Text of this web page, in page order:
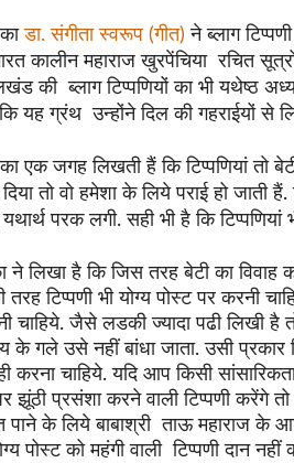
डा. संगीता स्वरूप (गीत)ने ब्लाग
कालीन महाराज खुरपेंचिया रचित
की ब्लाग टिप्पणियों का भी यथेष्ठ
यह ग्रंथ उन्होंने दिल की गहराईयों से
एक जगह लिखती हैं कि टिप्पणियां तो
तो वो हमेशा के लिये पराई हो जाती
परक लगी. सही भी है कि
लिखा है कि जिस तरह बेटी का विवाह
तरह टिप्पणी भी योग्य पोस्ट पर करनी
चाहिये. जैसे लडकी ज्यादा पढी लिखी
के गले उसे नहीं बांधा जाता. उसी प्रकार
करना चाहिये. यदि आप किसी
झूंठी प्रसंशा करने वाली टिप्पणी करेंगे
पाने के लिये बाबाश्री ताऊ महाराज
पोस्ट को महंगी वाली टिप्पणी दान नहीं